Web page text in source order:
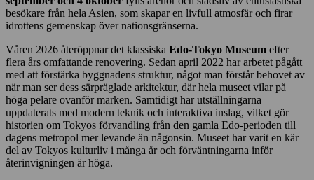
besökare från hela Asien, som skapar en livfull atmosfär och firar
idrottens gemenskap över nationsgränserna.
Våren 2026 återöppnar det klassiska Edo-Tokyo Museum efter
flera års omfattande renovering. Sedan april 2022 har arbetet pågått
med att förstärka byggnadens struktur, något man förstår behovet av
när man ser dess särpräglade arkitektur, där hela museet vilar på
höga pelare ovanför marken. Samtidigt har utställningarna
uppdaterats med modern teknik och interaktiva inslag, vilket gör
historien om Tokyos förvandling från den gamla Edo-perioden till
dagens metropol mer levande än någonsin. Museet har varit en kär
del av Tokyos kulturliv i många år och förväntningarna inför
återinvigningen är höga.